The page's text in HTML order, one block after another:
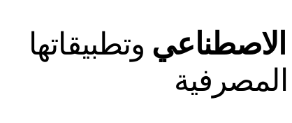
الاصطناعي وتطبيقاتها